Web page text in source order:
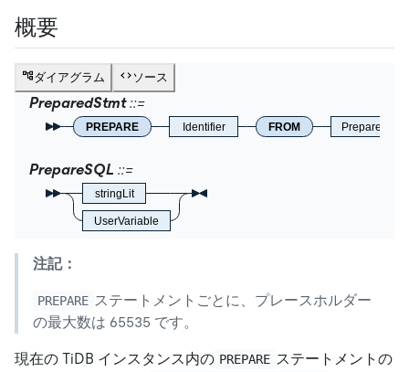
概要
ダイアグラム ソース
PreparedStmt
PREPARE Identifier FROM PrepareSQL
PrepareSQL
stringLit
UserVariable
注記：
PREPARE ステートメントごとに、プレースホルダー
の最大数は 65535 です。
現在の TiDB インスタンス内の PREPARE ステートメントの